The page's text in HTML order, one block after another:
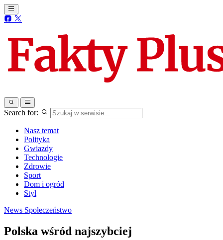
Search for:
Nasz temat
Polityka
Gwiazdy
Technologie
Zdrowie
Sport
Dom i ogród
Styl
News Społeczeństwo
Polska wśród najszybciej